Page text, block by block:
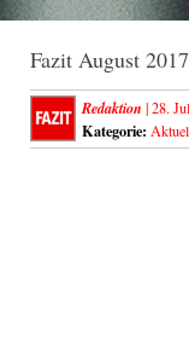
Fazit August
Redaktion | 28.
Kategorie: